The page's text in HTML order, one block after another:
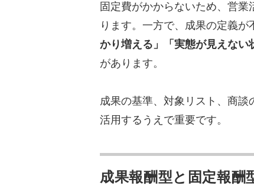
株式会社エッグトゥ
株式会社エグゼクテ
株式会社アソウ・ヒ
株式会社セレブリック
株式会社ネオキャリア
株式会社営業ハック｜
受託者の「安くやり
固定費がかからないため、営
ります。一方で、成果の定義が
かり増える」「実態が見えない
があります。
成果の基準、対象リスト、商
活用するうえで重要です。
成果報酬型と固定報酬